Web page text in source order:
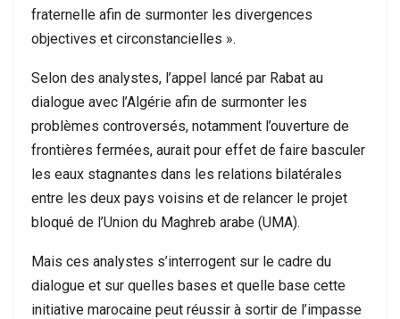
fraternelle afin de surmonter les divergences
objectives et circonstancielles ».
Selon des analystes, l’appel lancé par Rabat au
dialogue avec l’Algérie afin de surmonter les
problèmes controversés, notamment l’ouverture de
frontières fermées, aurait pour effet de faire basculer
les eaux stagnantes dans les relations bilatérales
entre les deux pays voisins et de relancer le projet
bloqué de l’Union du Maghreb arabe (UMA).
Mais ces analystes s’interrogent sur le cadre du
dialogue et sur quelles bases et quelle base cette
initiative marocaine peut réussir à sortir de l’impasse